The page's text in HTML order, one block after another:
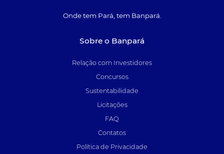
Onde tem Pará, tem Banpará.
Sobre o Banpará
Relação com Investidores
Concursos
Sustentabilidade
Licitações
FAQ
Contatos
Política de Privacidade